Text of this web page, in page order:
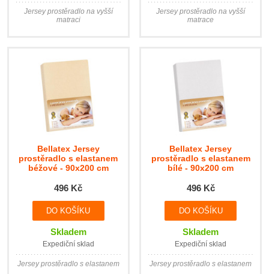
Jersey prostěradlo na vyšší
matraci
Jersey prostěradlo na vyšší
matrace
Bellatex Jersey
prostěradlo s elastanem
béžové - 90x200 cm
496 Kč
Skladem
Expediční sklad
Jersey prostěradlo s elastanem
Bellatex Jersey
prostěradlo s elastanem
bílé - 90x200 cm
496 Kč
Skladem
Expediční sklad
Jersey prostěradlo s elastanem